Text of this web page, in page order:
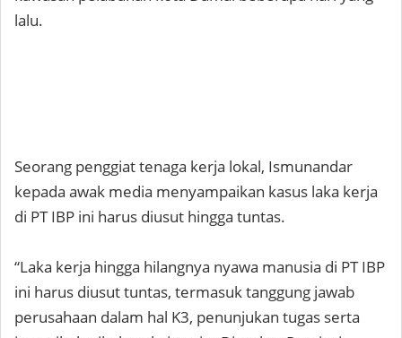
lalu.
Seorang penggiat tenaga kerja lokal, Ismunandar
kepada awak media menyampaikan kasus laka kerja
di PT IBP ini harus diusut hingga tuntas.
“Laka kerja hingga hilangnya nyawa manusia di PT IBP
ini harus diusut tuntas, termasuk tanggung jawab
perusahaan dalam hal K3, penunjukan tugas serta